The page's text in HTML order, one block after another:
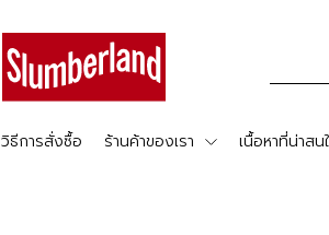
วิธีการสั่งซื้อ ร้านค้าของเรา เนื้อหาที่น่าสน